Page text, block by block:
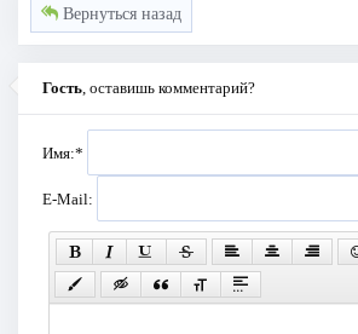
Вернуться назад
Гость, оставишь комментарий?
Имя:*
E-Mail: